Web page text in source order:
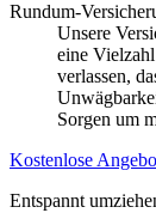
Rundum-
Unsere
eine
verlassen,
Sorgen um
Kostenlose
Entspannt